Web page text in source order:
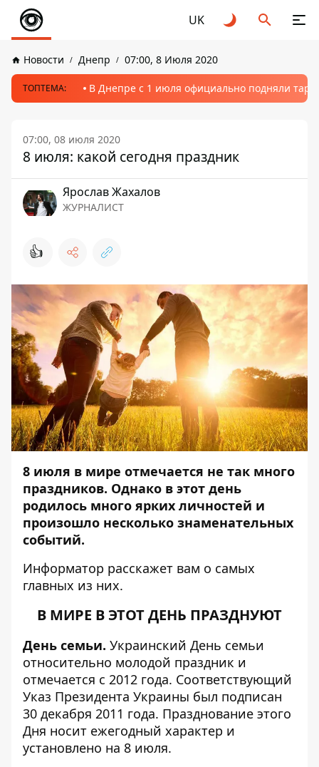
UK
Новости Днепр 07:00, 8 Июля 2020
ТОПТЕМА: В Днепре с 1 июля официально подняли
07:00, 08 июля 2020
8 июля: какой сегодня праздник
Ярослав Жахалов
ЖУРНАЛИСТ
👍
8 июля в мире отмечается не так много
праздников. Однако в этот день
родилось много ярких личностей и
произошло несколько знаменательных
событий.
Информатор расскажет вам о самых
главных из них.
В МИРЕ В ЭТОТ ДЕНЬ ПРАЗДНУЮТ
День семьи. Украинский День семьи
относительно молодой праздник и
отмечается с 2012 года. Соответствующий
Указ Президента Украины был подписан
30 декабря 2011 года. Празднование этого
Дня носит ежегодный характер и
установлено на 8 июля.